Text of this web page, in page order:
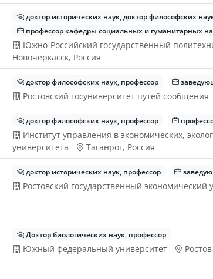
доктор исторических наук, доктор философских
профессор кафедры социальных и гуманитарных
Южно-Российский государственный
Новочеркасск, Россия
доктор философских наук, профессор
Ростовский госуниверситет путей сообщения
доктор философских наук, профессор
Институт управления в экономических,
университета
Таганрог, Россия
доктор исторических наук, профессор
Ростовский государственный экономический
Доктор биологических наук, профессор
Южный федеральный университет